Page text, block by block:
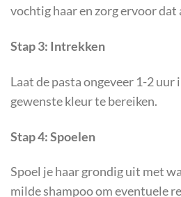
vochtig haar en zorg ervoor dat
Stap 3: Intrekken
Laat de pasta ongeveer 1-2 uur
gewenste kleur te bereiken.
Stap 4: Spoelen
Spoel je haar grondig uit met
milde shampoo om eventuele